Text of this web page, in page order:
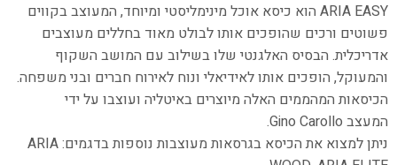
ARIA EASY הוא כיסא אוכל מינימליסטי ומיוחד, המעוצב בקווים
פשוטים ורכים שהופכים אותו לבולט מאוד בחללים מעוצבים
אדריכלית. הבסיס האלגנטי שלו בשילוב עם המושב השקוף
והמעוקל, הופכים אותו לאידיאלי ונוח לאירוח חברים ובני משפחה.
הכיסאות המהממים האלה מיוצרים באיטליה ועוצבו על ידי
המעצב Gino Carollo
.
ניתן למצוא את הכיסא בגרסאות מעוצבות נוספות בדגמים: ARIA